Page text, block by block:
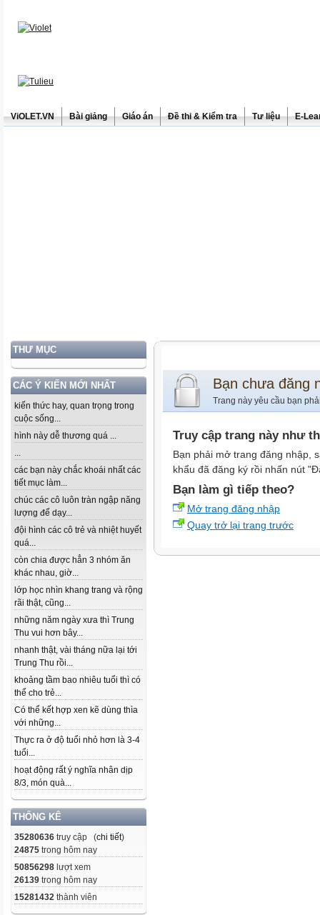
ViOLET.VN Bài giảng Giáo án Đề thi & Kiểm tra Tư liệu E-
THƯ MỤC
CÁC Ý KIẾN MỚI NHẤT
kiến thức hay, quan trọng trong
cuộc sống...
hình này dễ thương quá ...
...
các bạn này chắc khoái nhất các
tiết mục làm...
chúc các cô luôn tràn ngập năng
lượng để dạy...
đội hình các cô trẻ và nhiệt huyết
quá...
còn chia được hẳn 3 nhóm ăn
khác nhau, giờ...
lớp học nhìn khang trang và rộng
rãi thật, cũng...
những năm ngày xưa thì Trung
Thu vui hơn bây...
nhanh thật, vài tháng nữa lại tới
Trung Thu rồi...
khoảng tầm bao nhiêu tuổi thì có
thể cho trẻ...
Có thể kết hợp xen kẽ dùng thìa
với những...
Thực ra ở độ tuổi nhỏ hơn là 3-4
tuổi...
hoạt động rất ý nghĩa nhân dịp
8/3, món quà...
THỐNG KÊ
35280636 truy cập (chi tiết)
24875 trong hôm nay
50856298 lượt xem
26139 trong hôm nay
15281432 thành viên
Bạn chưa đăng
Trang này yêu cầu bạn
Truy cập trang này như
Bạn phải mở trang đăng nhập,
khẩu đã đăng ký rồi nhấn nút
Bạn làm gì tiếp theo?
Mở trang đăng nhập
Quay trở lại trang trước